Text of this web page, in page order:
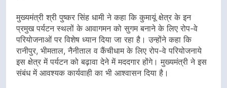
मुख्यमंत्री श्री पुष्कर सिंह धामी ने कहा कि कुमायूं क्षेत्र के इन
प्रमुख पर्यटन स्थलों के आवागमन को सुगम बनाने के लिए रोप-वे
परियोजनाओं पर विशेष ध्यान दिया जा रहा है। उन्होंने कहा कि
रानीपुर, भीमताल, नैनीताल व कैंचीधाम के लिए रोप-वे परियोजनाये
इस क्षेत्र में पर्यटन को बढ़ावा देने में मददगार होंगे। मुख्यमंत्री ने इस
संबंध में आवश्यक कार्यवाही का भी आश्वासन दिया है।